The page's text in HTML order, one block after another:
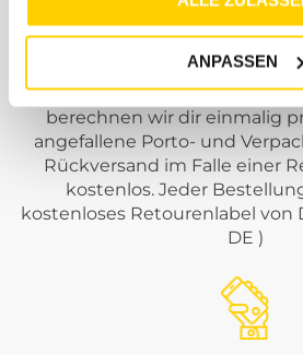
ANPASSEN
Kostengünstiger
Den größten Teil der
wir für dich. Einen kleinen
berechnen wir dir einmalig
angefallene Porto- und
Rückversand im Falle einer
kostenlos. Jeder
kostenloses Retourenlabel von
DE )